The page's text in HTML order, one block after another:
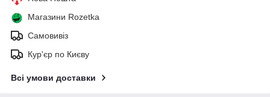
Магазини Rozetka
Самовивіз
Кур'єр по Києву
Всі умови доставки